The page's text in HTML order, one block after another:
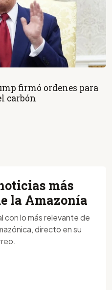
firmó ordenes para
carbón
más
la Amazonía
con lo más relevante de
directo en su